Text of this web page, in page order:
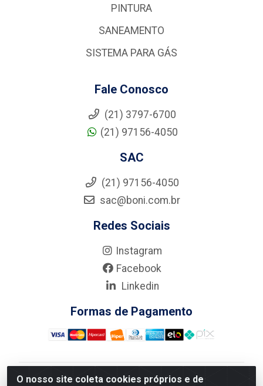
O nosso site coleta cookies próprios e de
PINTURA
SANEAMENTO
SISTEMA PARA GÁS
Fale Conosco
(21) 3797-6700
(21) 97156-4050
SAC
(21) 97156-4050
sac@boni.com.br
Redes Sociais
Instagram
Facebook
Linkedin
Formas de Pagamento
Nova Boni Distribuidora de Material de Construção LTDA